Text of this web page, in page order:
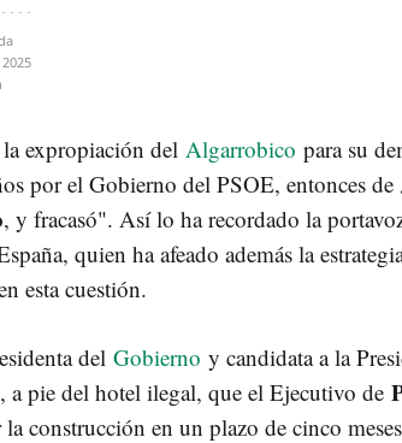
expropiación del Algarrobico para su
por el Gobierno del PSOE, entonces de
, y fracasó". Así lo ha recordado la
quien ha afeado además la
esta cuestión.
del Gobierno y candidata a la
a pie del hotel ilegal, que el Ejecutivo de
construcción en un plazo de cinco